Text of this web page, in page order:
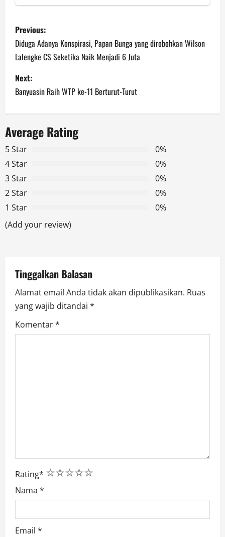
P
o
s
t
n
a
v
i
g
a
o
n
Previous:
Diduga Adanya Konspirasi, Papan Bunga yang dirobohkan Wilson
Lalengke CS Seketika Naik Menjadi 6 Juta
Next:
Banyuasin Raih WTP ke-11 Berturut-Turut
Average Rating
5 Star
0%
4 Star
0%
3 Star
0%
2 Star
0%
1 Star
0%
(Add your review)
Tinggalkan Balasan
Alamat email Anda tidak akan dipublikasikan. Ruas
yang wajib ditandai *
Komentar*
Rating* 5
4
3
2
1
Nama *
Email *